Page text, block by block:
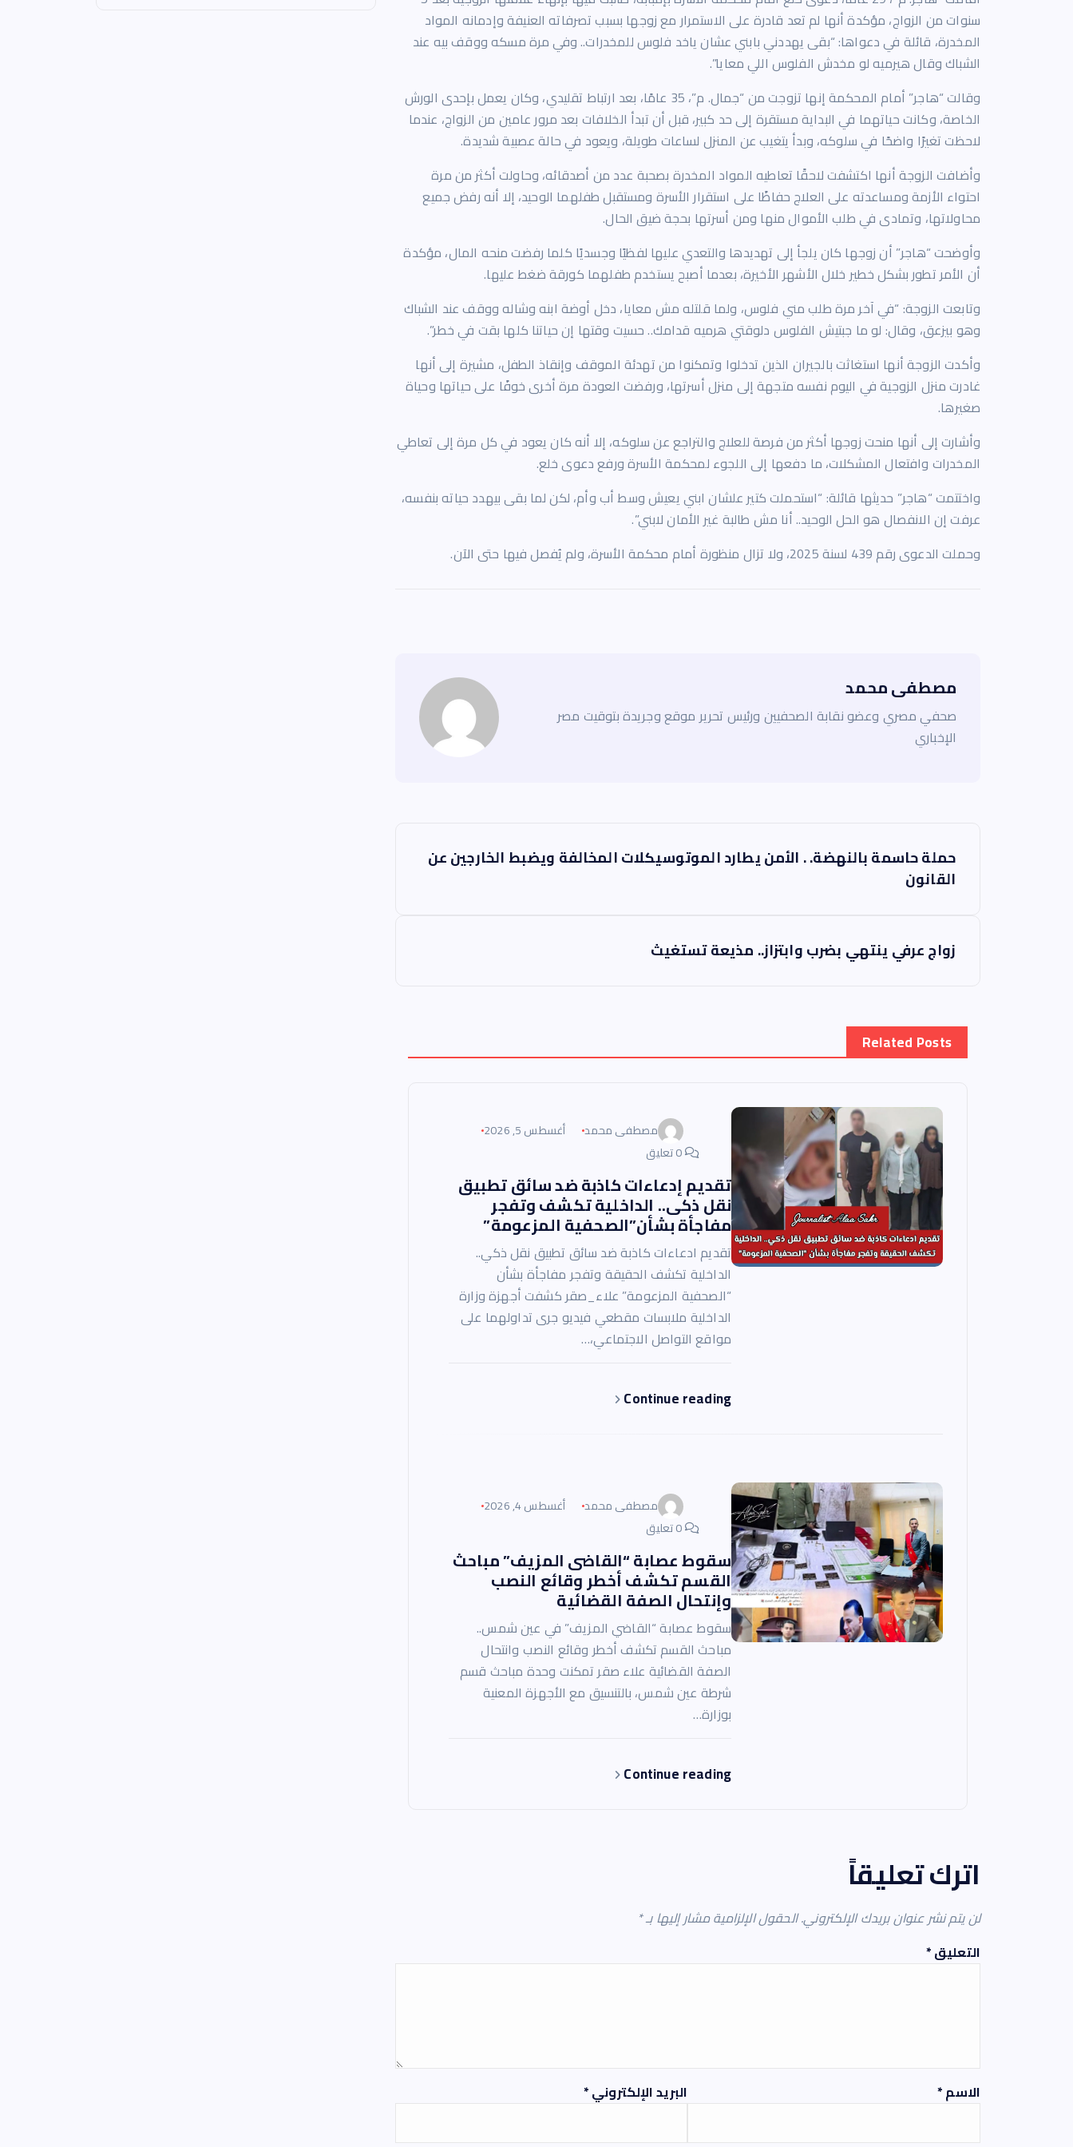
سنوات من الزواج، مؤكدة أنها لم تعد قادرة على الاستمرار مع زوجها بسبب تصرفاته العنيفة وإدمانه المواد
المخدرة، قائلة في دعواها: “بقى يهددني بابني عشان ياخد فلوس للمخدرات.. وفي مرة مسكه ووقف بيه عند
الشباك وقال هيرميه لو مخدش الفلوس اللي معايا”.
وقالت “هاجر” أمام المحكمة إنها تزوجت من “جمال. م”، 35 عامًا، بعد ارتباط تقليدي، وكان يعمل بإحدى الورش
الخاصة، وكانت حياتهما في البداية مستقرة إلى حد كبير، قبل أن تبدأ الخلافات بعد مرور عامين من الزواج، عندما
لاحظت تغيرًا واضحًا في سلوكه، وبدأ يتغيب عن المنزل لساعات طويلة، ويعود في حالة عصبية شديدة.
وأضافت الزوجة أنها اكتشفت لاحقًا تعاطيه المواد المخدرة بصحبة عدد من أصدقائه، وحاولت أكثر من مرة
احتواء الأزمة ومساعدته على العلاج حفاظًا على استقرار الأسرة ومستقبل طفلهما الوحيد، إلا أنه رفض جميع
محاولاتها، وتمادى في طلب الأموال منها ومن أسرتها بحجة ضيق الحال.
وأوضحت “هاجر” أن زوجها كان يلجأ إلى تهديدها والتعدي عليها لفظيًا وجسديًا كلما رفضت منحه المال، مؤكدة
أن الأمر تطور بشكل خطير خلال الأشهر الأخيرة، بعدما أصبح يستخدم طفلهما كورقة ضغط عليها.
وتابعت الزوجة: “في آخر مرة طلب مني فلوس، ولما قلتله مش معايا، دخل أوضة ابنه وشاله ووقف عند الشباك
وهو بيزعق، وقال: لو ما جبتيش الفلوس دلوقتي هرميه قدامك.. حسيت وقتها إن حياتنا كلها بقت في خطر”.
وأكدت الزوجة أنها استغاثت بالجيران الذين تدخلوا وتمكنوا من تهدئة الموقف وإنقاذ الطفل، مشيرة إلى أنها
غادرت منزل الزوجية في اليوم نفسه متجهة إلى منزل أسرتها، ورفضت العودة مرة أخرى خوفًا على حياتها وحياة
صغيرها.
وأشارت إلى أنها منحت زوجها أكثر من فرصة للعلاج والتراجع عن سلوكه، إلا أنه كان يعود في كل مرة إلى تعاطي
المخدرات وافتعال المشكلات، ما دفعها إلى اللجوء لمحكمة الأسرة ورفع دعوى خلع.
واختتمت “هاجر” حديثها قائلة: “استحملت كتير علشان ابني يعيش وسط أب وأم، لكن لما بقى بيهدد حياته بنفسه،
عرفت إن الانفصال هو الحل الوحيد.. أنا مش طالبة غير الأمان لابني”.
وحملت الدعوى رقم 439 لسنة 2025، ولا تزال منظورة أمام محكمة الأسرة، ولم يُفصل فيها حتى الآن.
مصطفى محمد
صحفي مصري وعضو نقابة الصحفيين ورئيس تحرير موقع وجريدة بتوقيت مصر
الإخباري
ص
حملة حاسمة بالنهضة. . الأمن يطارد الموتوسيكلات المخالفة ويضبط الخارجين عن
القانون
زواج عرفي ينتهي بضرب وابتزاز.. مذيعة تستغيث
Related Posts
مصطفى محمد
أغسطس 5, 2026
تقديم إدعاءات كاذبة ضد سائق تطبيق
نقل ذكى.. الداخلية تكشف وتفجر
مفاجأة بشأن”الصحفية المزعومة”
تقديم ادعاءات كاذبة ضد سائق تطبيق نقل ذكي..
الداخلية تكشف الحقيقة وتفجر مفاجأة بشأن
“الصحفية المزعومة” علاء_صقر كشفت أجهزة وزارة
الداخلية ملابسات مقطعي فيديو جرى تداولهما على
مواقع التواصل الاجتماعي،…
Continue reading
مصطفى محمد
أغسطس 4, 2026
سقوط عصابة “القاضى المزيف” مباحث
القسم تكشف أخطر وقائع النصب
وإنتحال الصفة القضائية
سقوط عصابة “القاضي المزيف” في عين شمس..
مباحث القسم تكشف أخطر وقائع النصب وانتحال
الصفة القضائية علاء صقر تمكنت وحدة مباحث قسم
شرطة عين شمس، بالتنسيق مع الأجهزة المعنية
بوزارة…
Continue reading
اترك تعليقاً
لن يتم نشر عنوان بريدك الإلكتروني.الحقول الإلزامية مشار إليها بـ*
التعليق*
الاسم* البريد الإلكتروني*